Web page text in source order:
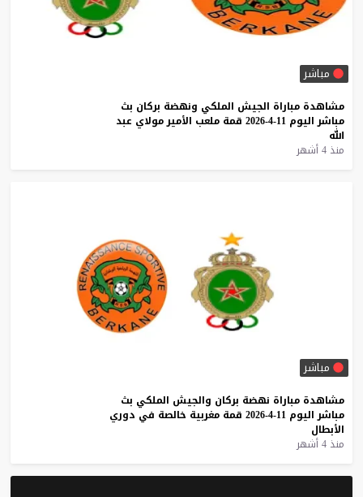
مباشر
مشاهدة مباراة الجيش الملكي ونهضة بركان بث
مباشر اليوم 11-4-2026 قمة ملعب الأميرمولاي عبد
الله
منذ 4 أشهر
مباشر
مشاهدة مباراة نهضة بركان والجيش الملكي بث
مباشر اليوم 11-4-2026 قمة مغربية خالصة في دوري
الأبطال
منذ 4 أشهر